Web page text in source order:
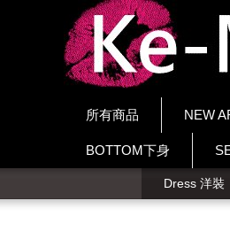
所有商品 NEW
BOTTOM下身
Dress 洋裝